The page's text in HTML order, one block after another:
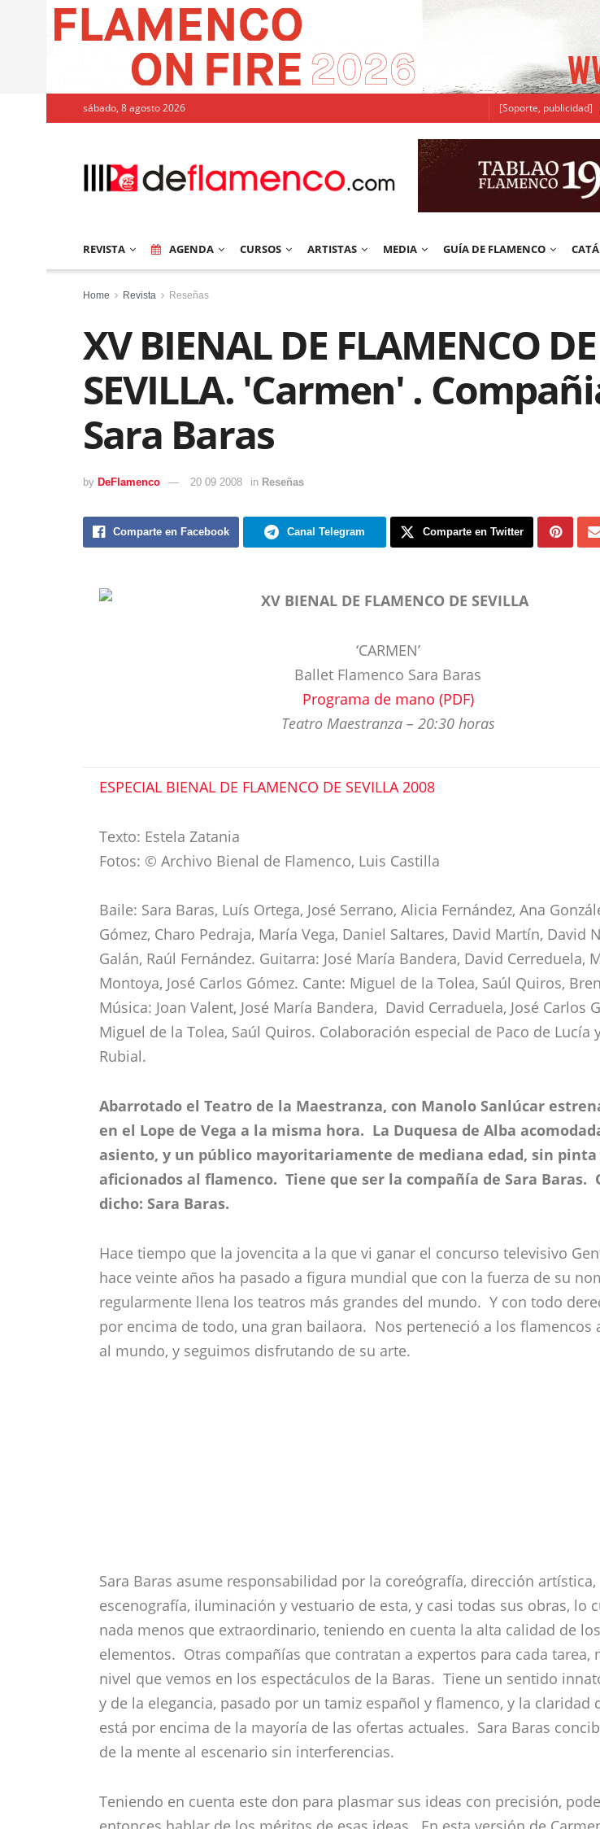
sábado, 8 agosto 2026 [Soporte, publicidad]
REVISTA AGENDA CURSOS ARTISTAS MEDIA GUÍA DE FLAMENCO
Home Revista Reseñas
XV BIENAL DE FLAMENCO DE
SEVILLA. 'Carmen' .
Sara Baras
by DeFlamenco 20 09 2008 in Reseñas
Comparte en Facebook Canal Telegram Comparte en Twitter
XV BIENAL DE FLAMENCO DE SEVILLA
‘CARMEN’
Ballet Flamenco Sara Baras
Programa de mano (PDF)
Teatro Maestranza – 20:30 horas
ESPECIAL BIENAL DE FLAMENCO DE SEVILLA 2008
Texto: Estela Zatania
Fotos: © Archivo Bienal de Flamenco, Luis Castilla
Baile: Sara Baras, Luís Ortega, José Serrano, Alicia Fernández, Ana
Gómez, Charo Pedraja, María Vega, Daniel Saltares, David Martín, David
Galán, Raúl Fernández. Guitarra: José María Bandera, David Cerreduela,
Montoya, José Carlos Gómez. Cante: Miguel de la Tolea, Saúl Quiros,
Música: Joan Valent, José María Bandera, David Cerraduela, José Carlos
Miguel de la Tolea, Saúl Quiros. Colaboración especial de Paco de Lucía
Rubial.
Abarrotado el Teatro de la Maestranza, con Manolo Sanlúcar
en el Lope de Vega a la misma hora. La Duquesa de Alba
asiento, y un público mayoritariamente de mediana edad, sin pinta
aficionados al flamenco. Tiene que ser la compañía de Sara Baras.
dicho: Sara Baras.
Hace tiempo que la jovencita a la que vi ganar el concurso televisivo
hace veinte años ha pasado a figura mundial que con la fuerza de su
regularmente llena los teatros más grandes del mundo. Y con todo
por encima de todo, una gran bailaora. Nos perteneció a los flamencos
al mundo, y seguimos disfrutando de su arte.
y de la elegancia, pasado por un tamiz español y flamenco, y la claridad
está por encima de la mayoría de las ofertas actuales. Sara Baras
de la mente al escenario sin interferencias.
Teniendo en cuenta este don para plasmar sus ideas con precisión,
entonces hablar de los méritos de esas ideas. En esta versión de Carmen
“lunares y panderetas” de los que huye el flamenco actual son